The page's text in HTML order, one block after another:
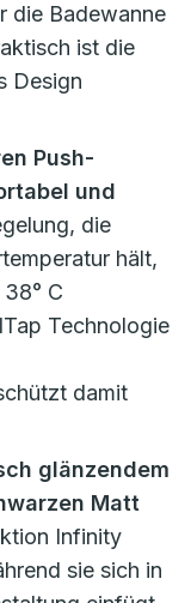
die Badewanne
ist die
Design
Push-
und
die
hält,
C
Technologie
damit
glänzendem
Matt
Infinity
sie sich in